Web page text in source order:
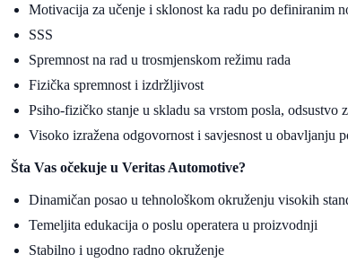
Motivacija za učenje i sklonost ka radu po definiranim
SSS
Spremnost na rad u trosmjenskom režimu rada
Fizička spremnost i izdržljivost
Psiho-fizičko stanje u skladu sa vrstom posla,
Visoko izražena odgovornost i savjesnost u obavljanju
Šta Vas očekuje u Veritas Automotive?
Dinamičan posao u tehnološkom okruženju visokih
Temeljita edukacija o poslu operatera u proizvodnji
Stabilno i ugodno radno okruženje